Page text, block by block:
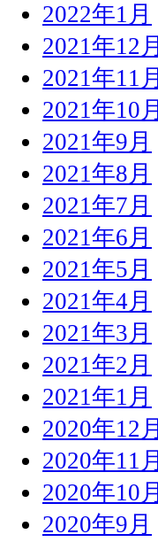
2022年1月
2021年12月
2021年11月
2021年10月
2021年9月
2021年8月
2021年7月
2021年6月
2021年5月
2021年4月
2021年3月
2021年2月
2021年1月
2020年12月
2020年11月
2020年10月
2020年9月